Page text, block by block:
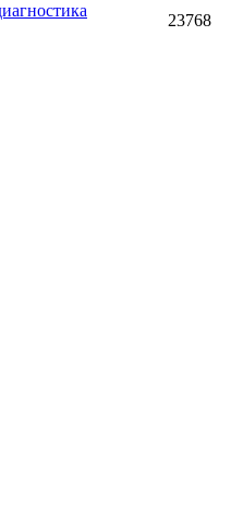
23768